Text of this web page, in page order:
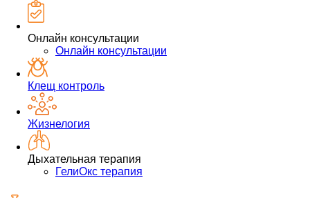
Онлайн консультации
Онлайн консультации
Клещ контроль
Жизнелогия
Дыхательная терапия
ГелиОкс терапия